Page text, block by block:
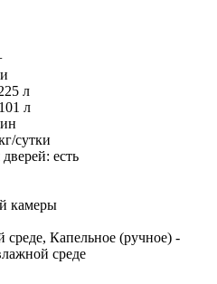
л
л
сутки
есть
камеры
среде, Капельное (ручное) -
среде